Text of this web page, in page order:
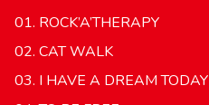
01. ROCK’A’THERAPY
02. CAT WALK
03. I HAVE A DREAM TODAY